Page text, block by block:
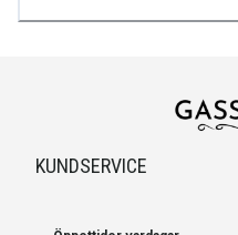
KUNDSERVICE